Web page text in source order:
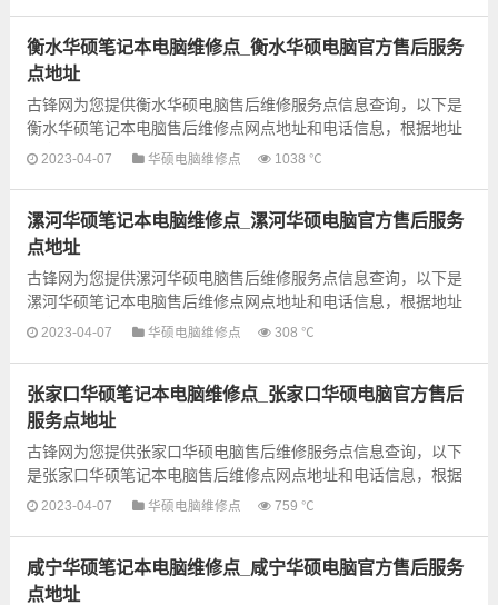
衡水华硕笔记本电脑维修点_衡水华硕电脑官方售后服务
点地址
古锋网为您提供衡水华硕电脑售后维修服务点信息查询，以下是
衡水华硕笔记本电脑售后维修点网点地址和电话信息，根据地址
信息选择就近的维修点进行保修即可，建议先电话联系预约...
2023-04-07 华硕电脑维修点 1038 ℃
漯河华硕笔记本电脑维修点_漯河华硕电脑官方售后服务
点地址
古锋网为您提供漯河华硕电脑售后维修服务点信息查询，以下是
漯河华硕笔记本电脑售后维修点网点地址和电话信息，根据地址
信息选择就近的维修点进行保修即可，建议先电话联系预约...
2023-04-07 华硕电脑维修点 308 ℃
张家口华硕笔记本电脑维修点_张家口华硕电脑官方售后
服务点地址
古锋网为您提供张家口华硕电脑售后维修服务点信息查询，以下
是张家口华硕笔记本电脑售后维修点网点地址和电话信息，根据
地址信息选择就近的维修点进行保修即可，建议先电话联系预
2023-04-07 华硕电脑维修点 759 ℃
咸宁华硕笔记本电脑维修点_咸宁华硕电脑官方售后服务
点地址